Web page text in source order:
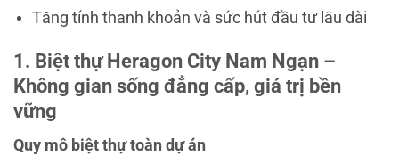
Tăng tính thanh khoản và sức hút đầu tư lâu dài
1. Biệt thự Heragon City Nam Ngạn –
Không gian sống đẳng cấp, giá trị bền
vững
Quy mô biệt thự toàn dự án